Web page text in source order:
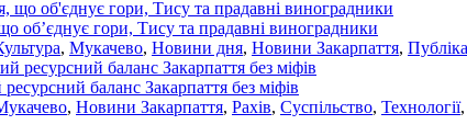
об’єднує гори, Тису та прадавні виноградники
, Мукачево, Новини дня, Новини Закарпаття,
баланс Закарпаття без міфів
, Новини Закарпаття, Рахів, Суспільство, Технології,